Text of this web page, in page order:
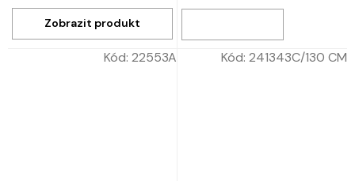
Kód: 22553A Kód: 241343C/130 CM